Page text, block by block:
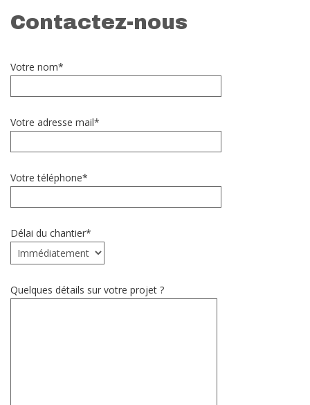
Contactez-nous
Votre nom*
Votre adresse mail*
Votre téléphone*
Délai du chantier*
Quelques détails sur votre projet ?